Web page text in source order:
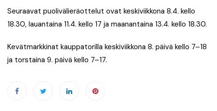
Seuraavat puolivälieräottelut ovat keskiviikkona 8.4. kello
18.30, lauantaina 11.4. kello 17 ja maanantaina 13.4. kello 18.30.
Kevätmarkkinat kauppatorilla keskiviikkona 8. päivä kello 7–18
ja torstaina 9. päivä kello 7–17.